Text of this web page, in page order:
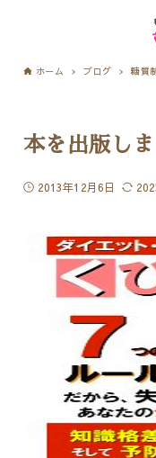
ホーム ブログ 糖質
本を出版し
2013年12月6日